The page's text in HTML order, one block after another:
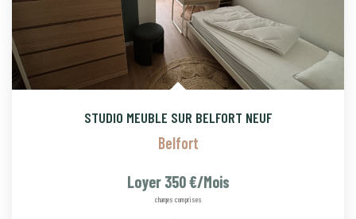
STUDIO MEUBLE SUR BELFORT NEUF
Belfort
Loyer 350 €/mois
charges comprises